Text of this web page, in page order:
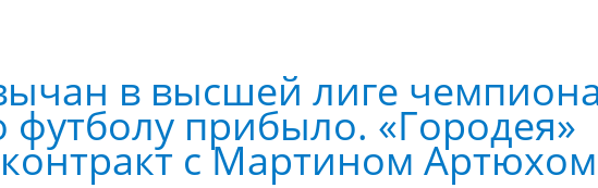
в высшей лиге
футболу прибыло. «Городея»
с Мартином Артюхом